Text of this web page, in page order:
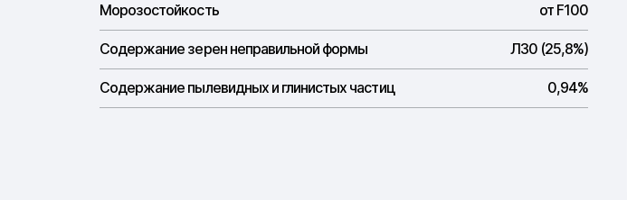
Морозостойкость от F100
Содержание зерен неправильной формы Л30 (25,8%)
Содержание пылевидных и глинистых частиц 0,94%